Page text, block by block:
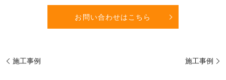
お問い合わせはこちら
施工事例 施工事例